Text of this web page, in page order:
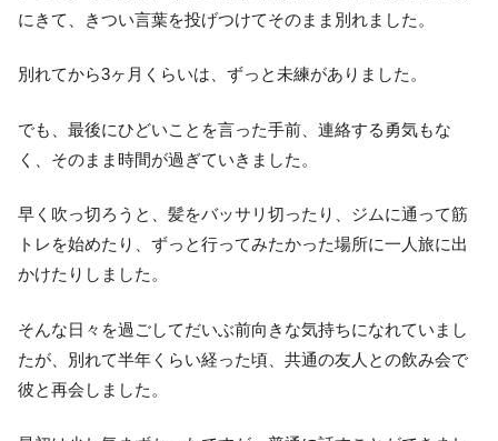
にきて、きつい言葉を投げつけてそのまま別れました。
別れてから3ヶ月くらいは、ずっと未練がありました。
でも、最後にひどいことを言った手前、連絡する勇気もな
く、そのまま時間が過ぎていきました。
早く吹っ切ろうと、髪をバッサリ切ったり、ジムに通って筋
トレを始めたり、ずっと行ってみたかった場所に一人旅に出
かけたりしました。
そんな日々を過ごしてだいぶ前向きな気持ちになれていまし
たが、別れて半年くらい経った頃、共通の友人との飲み会で
彼と再会しました。